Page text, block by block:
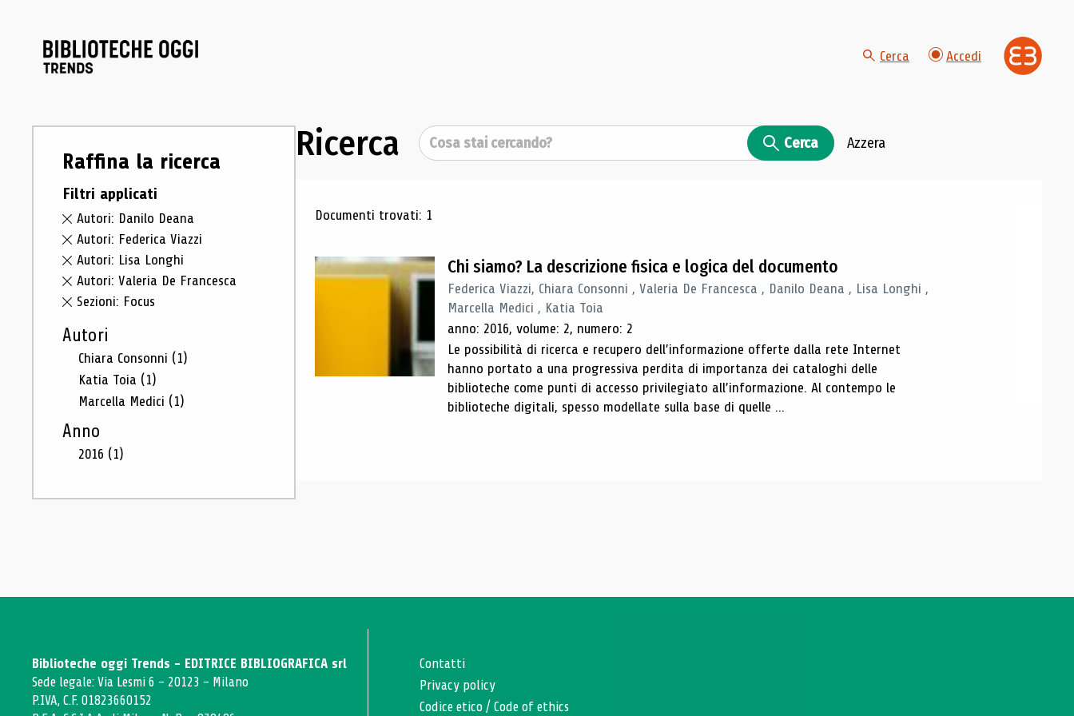
Cerca Accedi
Raffina la ricerca
Filtri applicati
Autori: Danilo Deana
Autori: Federica Viazzi
Autori: Lisa Longhi
Autori: Valeria De Francesca
Sezioni: Focus
Autori
Chiara Consonni (1)
Katia Toia (1)
Marcella Medici (1)
Anno
2016 (1)
Ricerca Cerca Cerca Azzera
Risultati di ricerca
Documenti trovati: 1
Chi siamo? La descrizione fisica e logica del documento
Federica Viazzi, Chiara Consonni , Valeria De Francesca , Danilo Deana , Lisa Longhi ,
Marcella Medici , Katia Toia
anno: 2016, volume: 2, numero: 2
Le possibilità di ricerca e recupero dell’informazione offerte dalla rete Internet
hanno portato a una progressiva perdita di importanza dei cataloghi delle
biblioteche come punti di accesso privilegiato all’informazione. Al contempo le
biblioteche digitali, spesso modellate sulla base di quelle ...
Biblioteche oggi Trends - EDITRICE BIBLIOGRAFICA srl
Sede legale: Via Lesmi 6 - 20123 - Milano
P.IVA, C.F. 01823660152
Contatti
Privacy policy
Codice etico /Code of ethics